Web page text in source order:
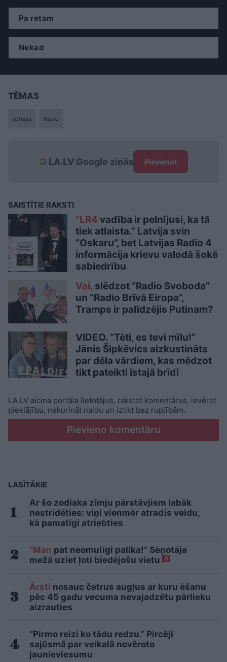
Pa retam
Nekad
TĒMAS
aptauja Radio
LA.LV Google ziņās Pievienot
SAISTĪTIE RAKSTI
“LR4 vadība ir pelnījusi, ka tā
tiek atlaista.” Latvija svin
“Oskaru”, bet Latvijas Radio 4
informācija krievu valodā šokē
sabiedrību
Vai, slēdzot “Radio Svoboda”
un “Radio Brīvā Eiropa”,
Tramps ir palīdzējis Putinam?
VIDEO. “Tēti, es tevi mīlu!”
Jānis Šipkēvics aizkustināts
par dēla vārdiem, kas mēdzot
tikt pateikti īstajā brīdī
LA.LV aicina portāla lietotājus, rakstot komentārus, ievērot
pieklājību, nekurināt naidu un iztikt bez rupjībām.
Pievieno komentāru
LASĪTĀKIE
Ar šo zodiaka zīmju pārstāvjiem labāk
nestrīdēties: viņi vienmēr atradīs veidu,
kā pamatīgi atriebties
“Man pat neomulīgi palika!” Sēņotāja
mežā uziet ļoti biedējošu vietu
5
Ārsti nosauc četrus augļus ar kuru ēšanu
pēc 45 gadu vecuma nevajadzētu pārlieku
aizrauties
“Pirmo reizi ko tādu redzu.” Pircēji
sajūsmā par veikalā novēroto
jaunieviesumu